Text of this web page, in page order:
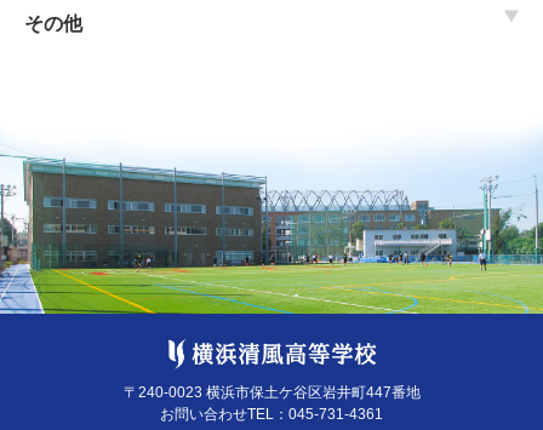
その他
〒240-0023 横浜市保土ケ谷区岩井町447番地
お問い合わせTEL： 045-731-4361